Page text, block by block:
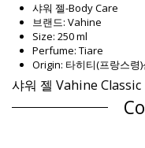
샤워 젤-Body Care
브랜드: Vahine
Size: 250 ml
Perfume: Tiare
Origin: 타히티(프랑스령
샤워 젤 Vahine Classic